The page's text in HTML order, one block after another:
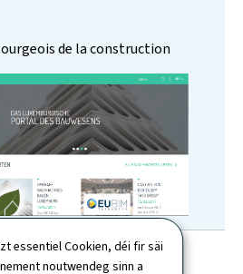
essentiel Cookien, déi fir säi
noutwendeg sinn a
de la construction